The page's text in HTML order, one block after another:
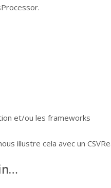
et/ou les frameworks
illustre cela avec un